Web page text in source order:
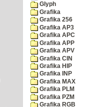
Glyph
Grafika
Grafika 256
Grafika AP3
Grafika APC
Grafika APP
Grafika APV
Grafika CIN
Grafika HIP
Grafika INP
Grafika MAX
Grafika PLM
Grafika PZM
Grafika RGB